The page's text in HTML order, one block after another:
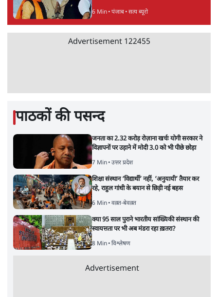
6 Min• पंजाब• सत्य ब्यूरो
Advertisement 122455
पाठकों की पसन्द
जनता का 2.32 करोड़ रोज़ाना खर्चः योगी सरकार ने
विज्ञापनों पर उड़ाने में मोदी 3.0 को भी पीछे छोड़ा
7 Min• उत्तर प्रदेश
शिक्षा संस्थान ‘विद्यार्थी’ नहीं, ‘अनुयायी’ तैयार कर
रहे, राहुल गांधी के बयान से छिड़ी नई बहस
6 Min• वक़्त-बेवक़्त
क्या 95 साल पुराने भारतीय सांख्यिकी संस्थान की
स्वायत्तता पर भी अब मंडरा रहा ख़तरा?
8 Min• विश्लेषण
Advertisement